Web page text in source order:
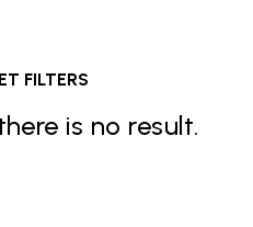
FILTERS
is no result.